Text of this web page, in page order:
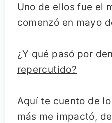
Uno de ellos fue el
comenzó en mayo
¿Y qué pasó por
repercutido?
Aquí te cuento de
más me impactó,